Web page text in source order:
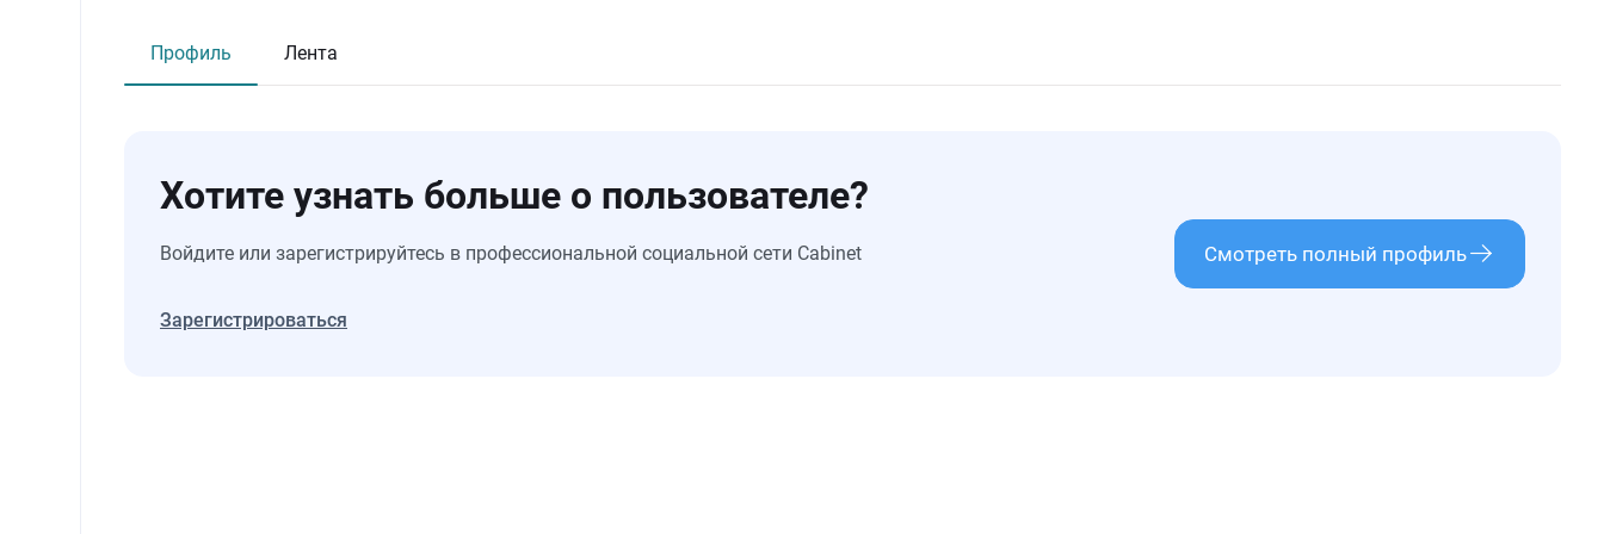
Профиль Лента
Хотите узнать больше о пользователе?
Войдите или зарегистрируйтесь в профессиональной социальной сети Cabinet
Зарегистрироваться
Смотреть полный профиль